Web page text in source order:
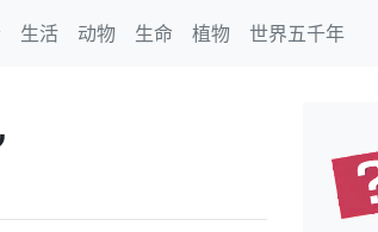
生活 动物 生命 植物 世界五千年